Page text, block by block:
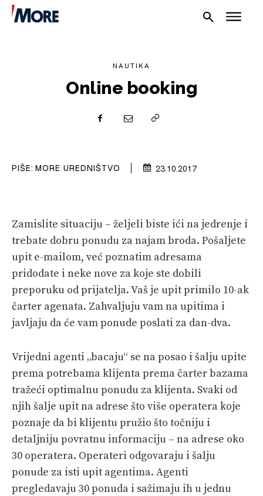
PLOVILA
SPIZA
VELIKE PRIČE
PRETPLATA
SHOP
NAUTIKA
Online booking
PIŠE: MORE UREDNIŠTVO 23.10.2017
Zamislite situaciju – željeli biste ići na jedrenje i
trebate dobru ponudu za najam broda. Pošaljete
upit e-mailom, već poznatim adresama
pridodate i neke nove za koje ste dobili
preporuku od prijatelja. Vaš je upit primilo 10-ak
čarter agenata. Zahvaljuju vam na upitima i
javljaju da će vam ponude poslati za dan-dva.
Vrijedni agenti „bacaju“ se na posao i šalju upite
prema potrebama klijenta prema čarter bazama
tražeći optimalnu ponudu za klijenta. Svaki od
njih šalje upit na adrese što više operatera koje
poznaje da bi klijentu pružio što točniju i
detaljniju povratnu informaciju – na adrese oko
30 operatera. Operateri odgovaraju i šalju
ponude za isti upit agentima. Agenti
pregledavaju 30 ponuda i sažimaju ih u jednu